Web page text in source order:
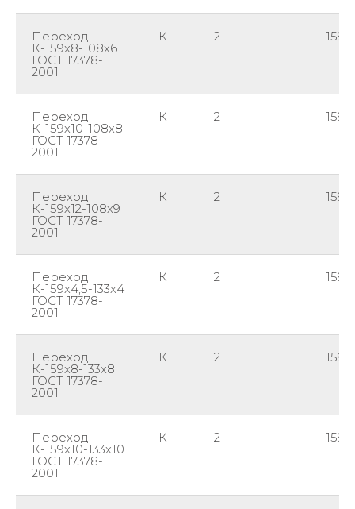
Переход
К-159х8-108х6
ГОСТ 17378-
2001
К 2 159
Переход
К-159х10-108х8
ГОСТ 17378-
2001
К 2 159
Переход
К-159х12-108х9
ГОСТ 17378-
2001
К 2 159
Переход
К-159х4,5-133х4
ГОСТ 17378-
2001
К 2 159
Переход
К-159х8-133х8
ГОСТ 17378-
2001
К 2 159
Переход
К-159х10-133х10
ГОСТ 17378-
2001
К 2 159